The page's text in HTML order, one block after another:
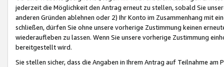
jederzeit die Möglichkeit den Antrag erneut zu stellen, sobald Sie
anderen Gründen ablehnen oder 2) Ihr Konto im Zusammenhang mit
schließen, dürfen Sie ohne unsere vorherige Zustimmung keinen
wiederaufleben zu lassen. Wenn Sie unsere vorherige Zustimmung
bereitgestellt wird.
Sie stellen sicher, dass die Angaben in Ihrem Antrag auf Teilnahme